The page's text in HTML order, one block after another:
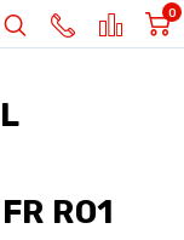
0
RO1